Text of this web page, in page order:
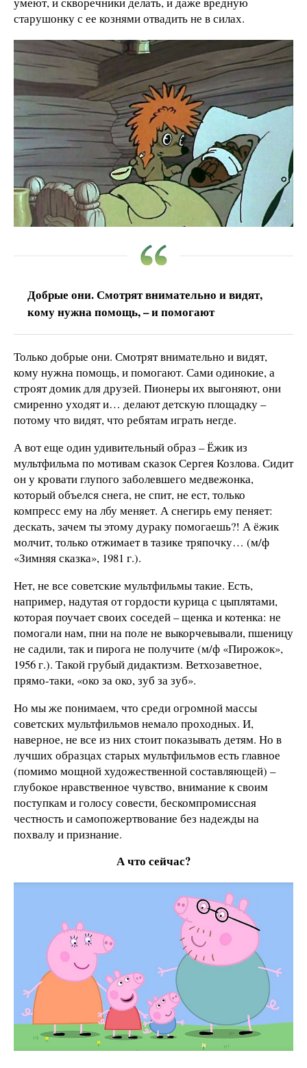
старушонку с ее кознями отвадить не в силах.
Добрые они. Смотрят внимательно и видят,
кому нужна помощь, – и помогают
Только добрые они. Смотрят внимательно и видят,
кому нужна помощь, и помогают. Сами одинокие, а
строят домик для друзей. Пионеры их выгоняют, они
смиренно уходят и… делают детскую площадку –
потому что видят, что ребятам играть негде.
А вот еще один удивительный образ – Ёжик из
мультфильма по мотивам сказок Сергея Козлова. Сидит
он у кровати глупого заболевшего медвежонка,
который объелся снега, не спит, не ест, только
компресс ему на лбу меняет. А снегирь ему пеняет:
дескать, зачем ты этому дураку помогаешь?! А ёжик
молчит, только отжимает в тазике тряпочку… (м/ф
«Зимняя сказка», 1981 г.).
Нет, не все советские мультфильмы такие. Есть,
например, надутая от гордости курица с цыплятами,
которая поучает своих соседей – щенка и котенка: не
помогали нам, пни на поле не выкорчевывали, пшеницу
не садили, так и пирога не получите (м/ф «Пирожок»,
1956 г.). Такой грубый дидактизм. Ветхозаветное,
прямо-таки, «око за око, зуб за зуб».
Но мы же понимаем, что среди огромной массы
советских мультфильмов немало проходных. И,
наверное, не все из них стоит показывать детям. Но в
лучших образцах старых мультфильмов есть главное
(помимо мощной художественной составляющей) –
глубокое нравственное чувство, внимание к своим
поступкам и голосу совести, бескомпромиссная
честность и самопожертвование без надежды на
похвалу и признание.
А что сейчас?